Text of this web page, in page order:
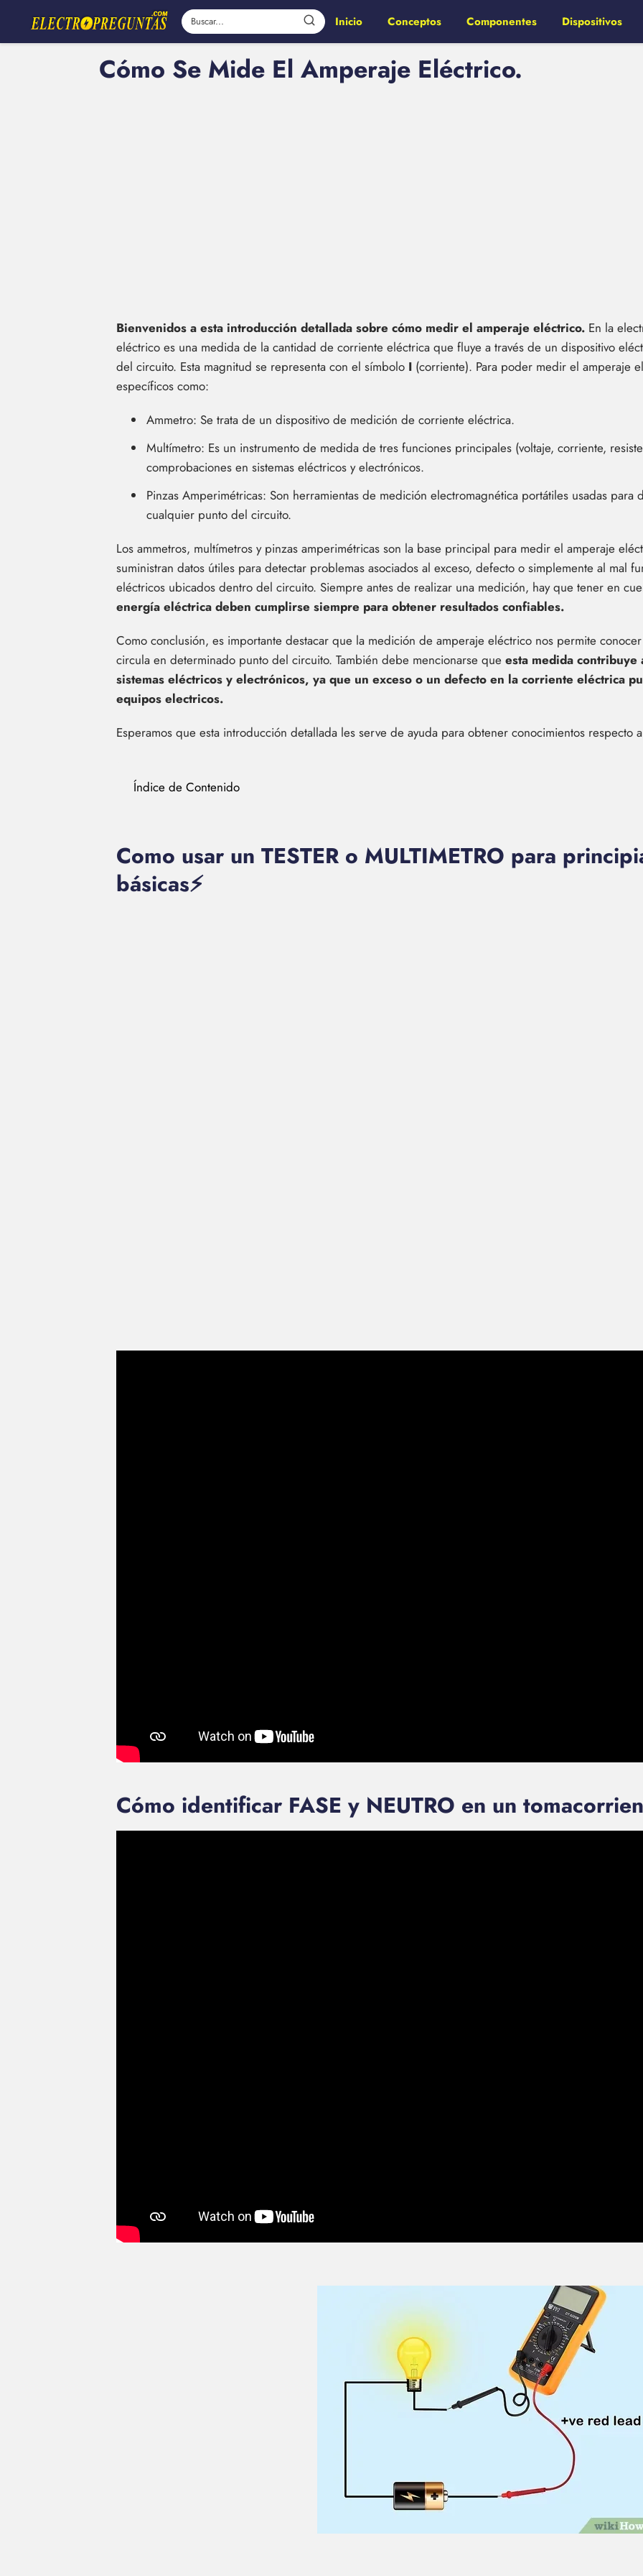
Inicio Conceptos Componentes Dispositivos
Cómo Se Mide El Amperaje Eléctrico.
Bienvenidos a esta introducción detallada sobre cómo medir el amperaje eléctrico. En la
eléctrico es una medida de la cantidad de corriente eléctrica que fluye a través de un dispositivo
del circuito. Esta magnitud se representa con el símbolo I (corriente). Para poder medir el amperaje
específicos como:
Ammetro: Se trata de un dispositivo de medición de corriente eléctrica.
Multímetro: Es un instrumento de medida de tres funciones principales (voltaje, corriente,
comprobaciones en sistemas eléctricos y electrónicos.
Pinzas Amperimétricas: Son herramientas de medición electromagnética portátiles usadas para
cualquier punto del circuito.
Los ammetros, multímetros y pinzas amperimétricas son la base principal para medir el amperaje
suministran datos útiles para detectar problemas asociados al exceso, defecto o simplemente al mal
eléctricos ubicados dentro del circuito. Siempre antes de realizar una medición, hay que tener en
energía eléctrica deben cumplirse siempre para obtener resultados confiables.
Como conclusión, es importante destacar que la medición de amperaje eléctrico nos permite
circula en determinado punto del circuito. También debe mencionarse que esta medida
sistemas eléctricos y electrónicos, ya que un exceso o un defecto en la corriente eléctrica
equipos electricos.
Esperamos que esta introducción detallada les serve de ayuda para obtener conocimientos respecto
Índice de Contenido
Como usar un TESTER o MULTIMETRO para
básicas⚡
Cómo identificar FASE y NEUTRO en un